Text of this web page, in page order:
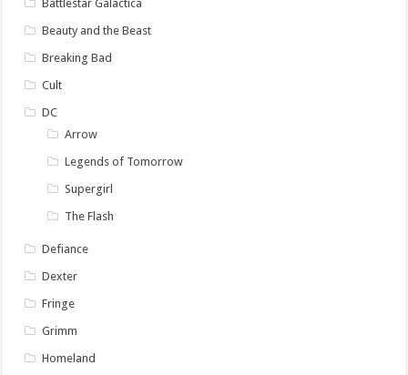
Battlestar Galactica
Beauty and the Beast
Breaking Bad
Cult
DC
Arrow
Legends of Tomorrow
Supergirl
The Flash
Defiance
Dexter
Fringe
Grimm
Homeland